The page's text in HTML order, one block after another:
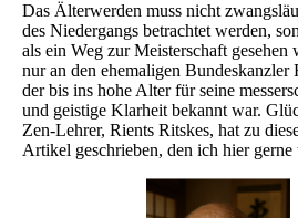
Das Älterwerden muss nicht
des Niedergangs betrachtet werden,
als ein Weg zur Meisterschaft gesehen
nur an den ehemaligen Bundeskanzler
der bis ins hohe Alter für seine
und geistige Klarheit bekannt war.
Zen-Lehrer, Rients Ritskes, hat zu
Artikel geschrieben, den ich hier gerne